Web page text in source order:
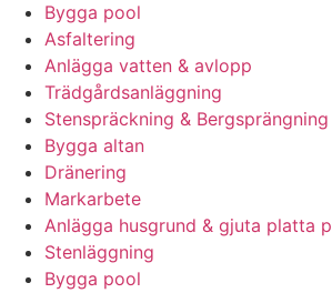
Bygga pool
Asfaltering
Anlägga vatten & avlopp
Trädgårdsanläggning
Stenspräckning & Bergsprängning
Bygga altan
Dränering
Markarbete
Anlägga husgrund & gjuta platta
Stenläggning
Bygga pool